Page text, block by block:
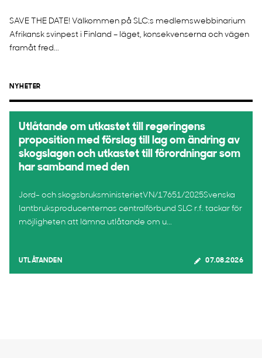
SAVE THE DATE! Välkommen på SLC:s medlemswebbinarium
Afrikansk svinpest i Finland – läget, konsekvenserna och vägen
framåt fred...
NYHETER
Utlåtande om utkastet till regeringens
proposition med förslag till lag om ändring av
skogslagen och utkastet till förordningar som
har samband med den
Jord- och skogsbruksministerietVN/17651/2025Svenska
lantbruksproducenternas centralförbund SLC r.f. tackar för
möjligheten att lämna utlåtande om u...
UTLÅTANDEN 07.08.2026